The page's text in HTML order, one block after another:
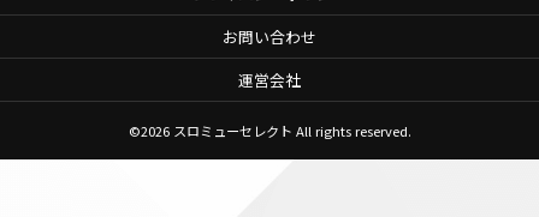
お問い合わせ
運営会社
©2026 スロミューセレクト All rights reserved.